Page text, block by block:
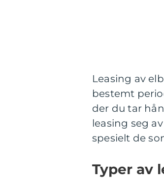
Leasing av
bestemt
der du tar
leasing seg
spesielt de
Typer av